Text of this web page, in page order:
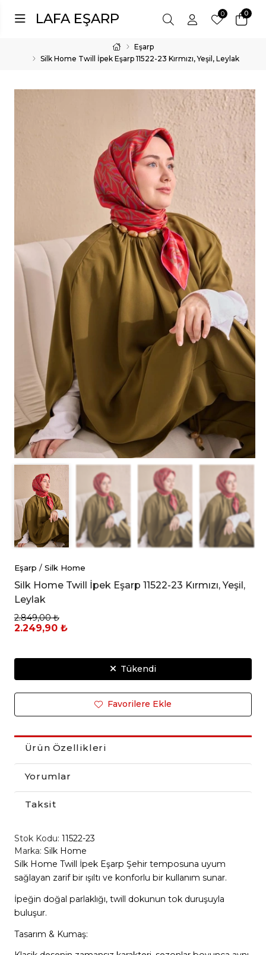
LAFA EŞARP 0
0
Eşarp
Silk Home Twill İpek Eşarp 11522-23 Kırmızı, Yeşil, Leylak
Eşarp / Silk Home
Silk Home Twill İpek Eşarp 11522-23 Kırmızı, Yeşil,
Leylak
2.849,00 ₺
2.249,90 ₺
Tükendi
Favorilere Ekle
Ürün Özellikleri
Yorumlar
Taksit
Stok Kodu: 11522-23
Marka: Silk Home
Silk Home Twill İpek Eşarp Şehir temposuna uyum
sağlayan zarif bir ışıltı ve konforlu bir kullanım sunar.
İpeğin doğal parlaklığı, twill dokunun tok duruşuyla
buluşur.
Tasarım & Kumaş: